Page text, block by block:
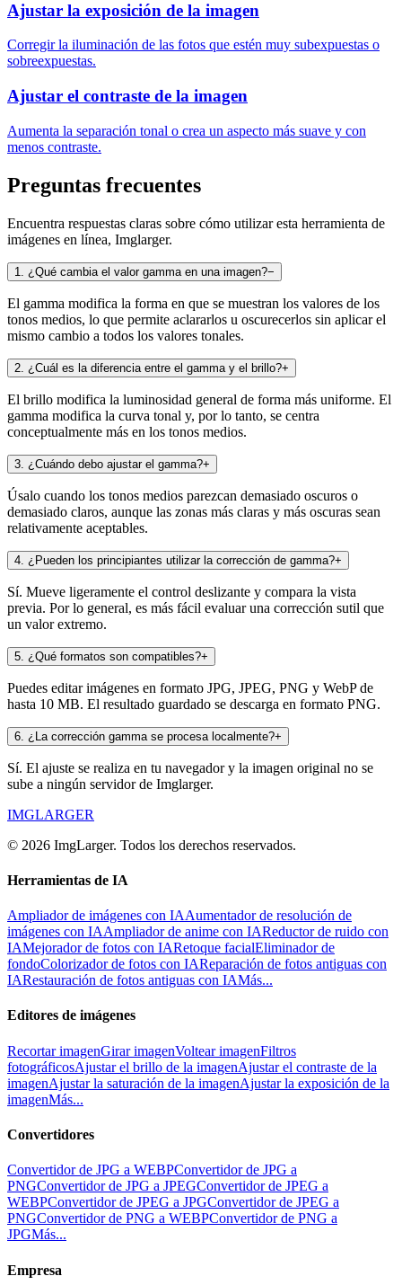
Ajustar la exposición de la imagen
Corregir la iluminación de las fotos que estén muy subexpuestas o
sobreexpuestas.
Ajustar el contraste de la imagen
Aumenta la separación tonal o crea un aspecto más suave y con
menos contraste.
Preguntas frecuentes
Encuentra respuestas claras sobre cómo utilizar esta herramienta de
imágenes en línea, Imglarger.
1 ¿Qué cambia el valor gamma en una imagen?−
El gamma modifica la forma en que se muestran los valores de los
tonos medios, lo que permite aclararlos u oscurecerlos sin aplicar el
mismo cambio a todos los valores tonales.
2 ¿Cuál es la diferencia entre el gamma y el brillo?+
El brillo modifica la luminosidad general de forma más uniforme. El
gamma modifica la curva tonal y, por lo tanto, se centra
conceptualmente más en los tonos medios.
3 ¿Cuándo debo ajustar el gamma?+
Úsalo cuando los tonos medios parezcan demasiado oscuros o
demasiado claros, aunque las zonas más claras y más oscuras sean
relativamente aceptables.
4 ¿Pueden los principiantes utilizar la corrección de gamma?+
Sí. Mueve ligeramente el control deslizante y compara la vista
previa. Por lo general, es más fácil evaluar una corrección sutil que
un valor extremo.
5 ¿Qué formatos son compatibles?+
Puedes editar imágenes en formato JPG, JPEG, PNG y WebP de
hasta 10 MB. El resultado guardado se descarga en formato PNG.
6 ¿La corrección gamma se procesa localmente?+
Sí. El ajuste se realiza en tu navegador y la imagen original no se
sube a ningún servidor de Imglarger.
IMGLARGER
© 2026 ImgLarger. Todos los derechos reservados.
Herramientas de IA
Ampliador de imágenes con IAAumentador de resolución de
imágenes con IAAmpliador de anime con IAReductor de ruido con
IAMejorador de fotos con IARetoque facialEliminador de
fondoColorizador de fotos con IAReparación de fotos antiguas con
IARestauración de fotos antiguas con IAMás...
Editores de imágenes
Recortar imagenGirar imagenVoltear imagenFiltros
fotográficosAjustar el brillo de la imagenAjustar el contraste de la
imagenAjustar la saturación de la imagenAjustar la exposición de la
imagenMás...
Convertidores
Convertidor de JPG a WEBPConvertidor de JPG a
PNGConvertidor de JPG a JPEGConvertidor de JPEG a
WEBPConvertidor de JPEG a JPGConvertidor de JPEG a
PNGConvertidor de PNG a WEBPConvertidor de PNG a
JPGMás...
Empresa